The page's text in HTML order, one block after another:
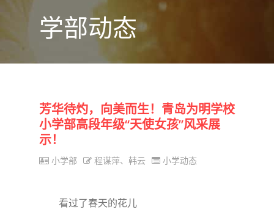
学部动态
芳华待灼，向美而生！青岛为明学校
小学部高段年级“天使女孩”风采展
示！
小学部 程谋萍、韩云 小学动态
看过了春天的花儿